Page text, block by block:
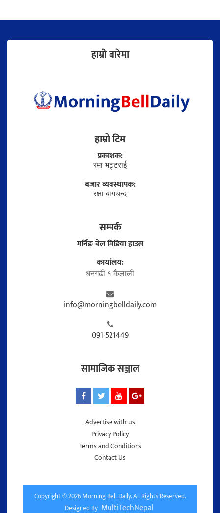
हाम्राे बारेमा
हाम्राे टिम
प्रकाशक:
रमा भट्टराई
बजार व्यवस्थापक:
रक्षा बागचन्द
सम्पर्क
मर्निङ बेल मिडिया हाउस
कार्यालय:
धनगढी १ कैलाली
info@morningbelldaily.com
091-521449
सामाजिक सञ्जाल
Advertise with us
Privacy Policy
Terms and Conditions
Contact Us
Copyright © 2026 Morning Bell Daily. All Rights Reserved.
Designed By MultiTechNepal